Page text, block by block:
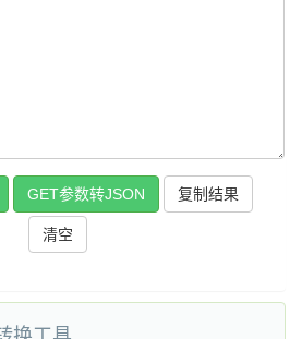
GET参数转JSON 复制结果